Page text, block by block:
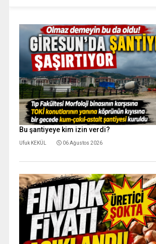
Bu şantiyeye kim izin verdi?
Ufuk KEKÜL 06 Ağustos 2026